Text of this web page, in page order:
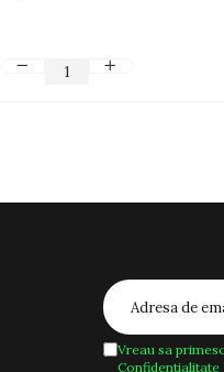
Vreau sa
Confidentialitate